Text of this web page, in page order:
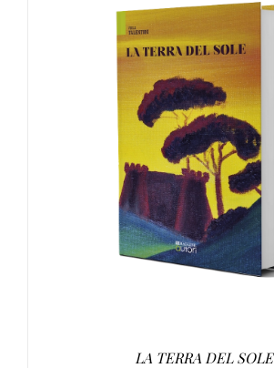
AGGIUNGI AL CARRELLO /
LA TERRA DEL SOLE